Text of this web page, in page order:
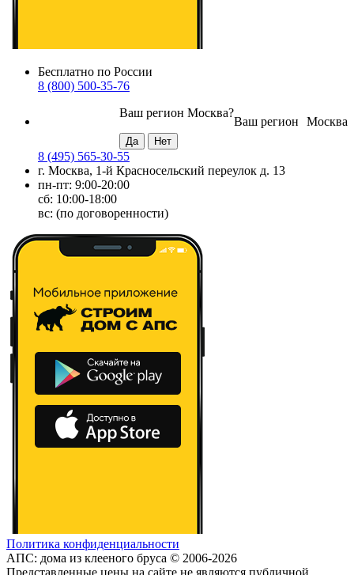
Бесплатно по России
8 (800) 500-35-76
Москва
Ваш регион
Ваш регион Москва?
8 (495) 565-30-55
г. Москва, 1-й Красносельский переулок д. 13
пн-пт: 9:00-20:00
сб: 10:00-18:00
вс: (по договоренности)
Политика конфиденциальности
АПС: дома из клееного бруса © 2006-2026